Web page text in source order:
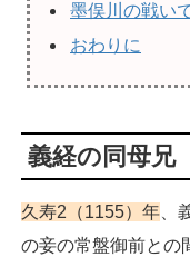
墨俣川の戦い
おわりに
義経の同母兄
久寿2（1155）年 、
の妾の常盤御前との